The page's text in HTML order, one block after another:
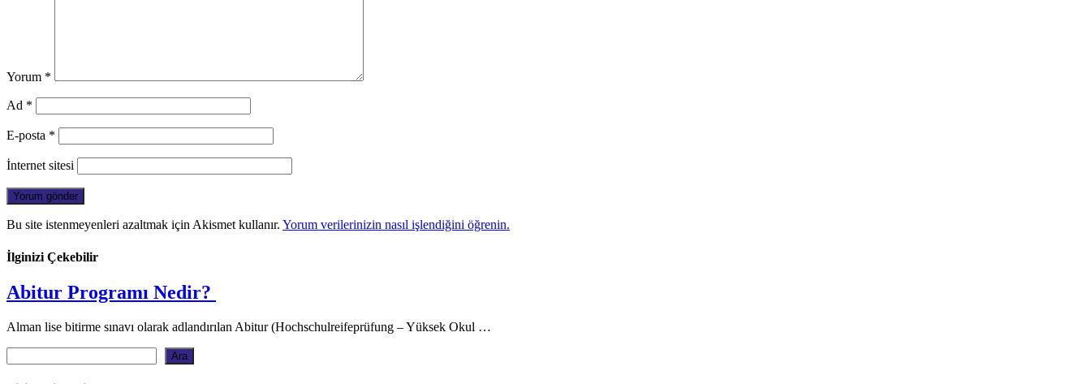
Yorum *
Ad *
E-posta *
İnternet sitesi
Bu site istenmeyenleri azaltmak için Akismet kullanır. Yorum verilerinizin nasıl işlendiğini öğrenin.
İlginizi Çekebilir
Abitur Programı Nedir?
Alman lise bitirme sınavı olarak adlandırılan Abitur (Hochschulreifeprüfung – Yüksek Okul …
Ara